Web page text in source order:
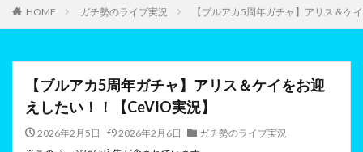
HOME ガチ勢のライブ実況 【ブルアカ5周年ガチャ】アリス＆ケ
【ブルアカ5周年ガチャ】アリス＆ケイをお迎
えしたい！！【CeVIO実況】
2026年2月5日 2026年2月6日
ガチ勢のライブ実況